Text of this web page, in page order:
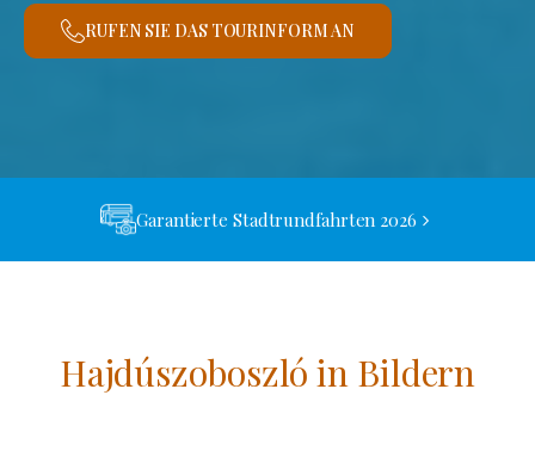
RUFEN SIE DAS TOURINFORM AN
Garantierte Stadtrundfahrten 2026
Hajdúszoboszló in Bildern